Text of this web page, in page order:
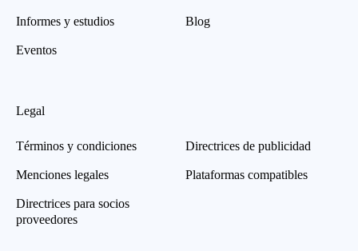
Informes y estudios
Eventos
Blog
Legal
Términos y condiciones
Menciones legales
Directrices para socios
proveedores
Directrices de publicidad
Plataformas compatibles